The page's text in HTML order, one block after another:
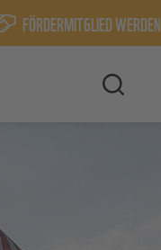
FÖRDERMITGLIED WERDEN